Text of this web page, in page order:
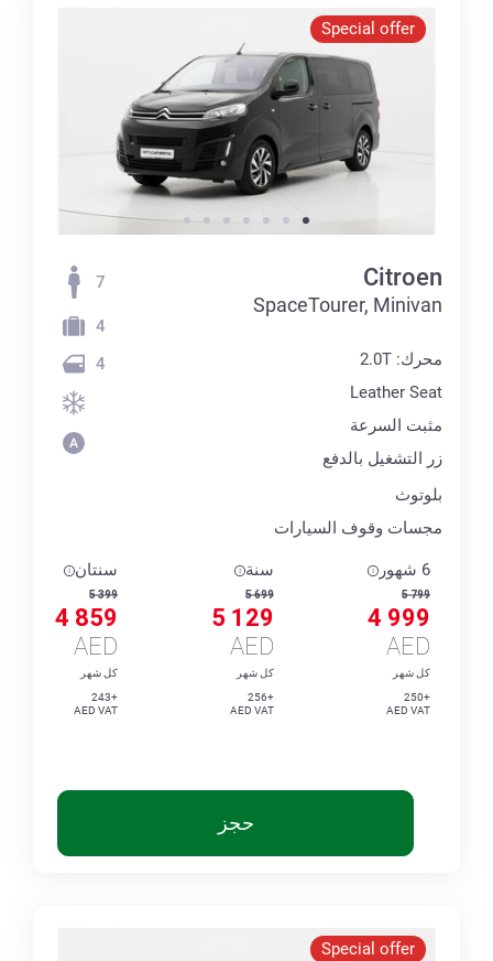
Special offer
Citroen
SpaceTourer, Minivan
محرك: 2.0T
Leather Seat
مثبت السرعة
زر التشغيل بالدفع
بلوتوث
مجسات وقوف السيارات
7
4
4
6 شهور
5 799
4 999
AED
كل شهر
+250
AED VAT
سنة
5 699
5 129
AED
كل شهر
+256
AED VAT
سنتان
5 399
4 859
AED
كل شهر
+243
AED VAT
حجز
Special offer